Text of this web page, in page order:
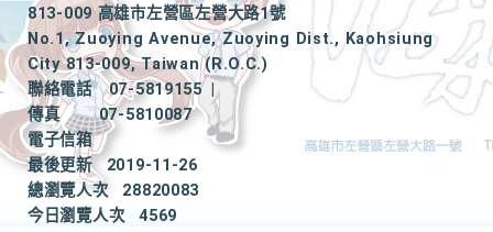
813-009 高雄市左營區左營大路1號
No.1, Zuoying Avenue, Zuoying Dist., Kaohsiung
City 813-009, Taiwan (R.O.C.)
聯絡電話
07-5819155
|
傳真
07-5810087
電子信箱
最後更新
2019-11-26
總瀏覽人次
28820083
今日瀏覽人次
4569